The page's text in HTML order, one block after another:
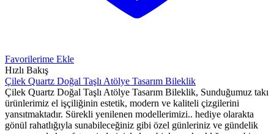
Favorilerime Ekle
Hızlı Bakış
Çilek Quartz Doğal Taşlı Atölye Tasarım Bileklik
Çilek Quartz Doğal Taşlı Atölye Tasarım Bileklik, Sunduğumuz takı
ürünlerimiz el işçiliğinin estetik, modern ve kaliteli çizgilerini
yansıtmaktadır. Sürekli yenilenen modellerimizi.. hediye olarakta
gönül rahatlığıyla sunabileceğiniz gibi özel günleriniz ve gündelik